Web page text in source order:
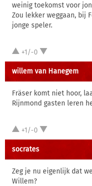
weinig toekomst voor
Zou lekker weggaan, bij
jonge speler.
+1/-0
willem van Hanegem
Fräser komt niet hoor,
Rijnmond gasten leren
+1/-0
socrates
Zeg je nu eigenlijk dat
Willem?